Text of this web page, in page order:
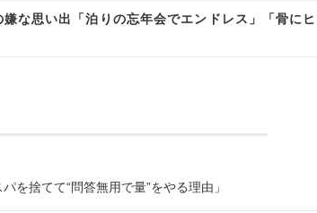
な思い出「泊りの忘年会でエンドレス」「骨にヒ
捨てて“問答無用で量”をやる理由」